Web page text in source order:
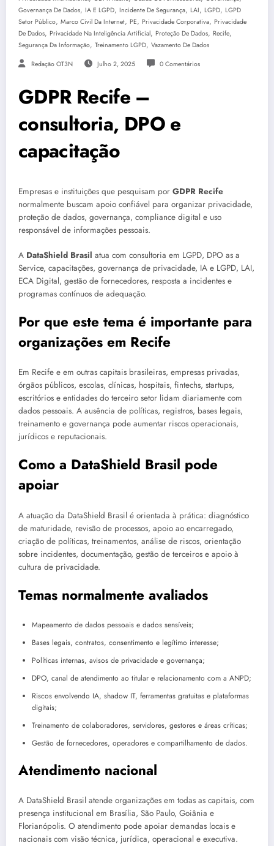
Governança De Dados, IA E LGPD, Incidente De Segurança, LAI, LGPD, LGPD
Setor Público, Marco Civil Da Internet, PE, Privacidade Corporativa, Privacidade
De Dados, Privacidade Na Inteligência Artificial, Proteção De Dados, Recife,
Segurança Da Informação, Treinamento LGPD, Vazamento De Dados
Redação OT3N Julho 2, 2025 0 Comentários
GDPR Recife –
consultoria, DPO e
capacitação
Empresas e instituições que pesquisam por GDPR Recife
normalmente buscam apoio confiável para organizar privacidade,
proteção de dados, governança, compliance digital e uso
responsável de informações pessoais.
A DataShield Brasil atua com consultoria em LGPD, DPO as a
Service, capacitações, governança de privacidade, IA e LGPD, LAI,
ECA Digital, gestão de fornecedores, resposta a incidentes e
programas contínuos de adequação.
Por que este tema é importante para
organizações em Recife
Em Recife e em outras capitais brasileiras, empresas privadas,
órgãos públicos, escolas, clínicas, hospitais, fintechs, startups,
escritórios e entidades do terceiro setor lidam diariamente com
dados pessoais. A ausência de políticas, registros, bases legais,
treinamento e governança pode aumentar riscos operacionais,
jurídicos e reputacionais.
Como a DataShield Brasil pode
apoiar
A atuação da DataShield Brasil é orientada à prática: diagnóstico
de maturidade, revisão de processos, apoio ao encarregado,
criação de políticas, treinamentos, análise de riscos, orientação
sobre incidentes, documentação, gestão de terceiros e apoio à
cultura de privacidade.
Temas normalmente avaliados
Mapeamento de dados pessoais e dados sensíveis;
Bases legais, contratos, consentimento e legítimo interesse;
Políticas internas, avisos de privacidade e governança;
DPO, canal de atendimento ao titular e relacionamento com a ANPD;
Riscos envolvendo IA, shadow IT, ferramentas gratuitas e plataformas
digitais;
Treinamento de colaboradores, servidores, gestores e áreas críticas;
Gestão de fornecedores, operadores e compartilhamento de dados.
Atendimento nacional
A DataShield Brasil atende organizações em todas as capitais, com
presença institucional em Brasília, São Paulo, Goiânia e
Florianópolis. O atendimento pode apoiar demandas locais e
nacionais com visão técnica, jurídica, operacional e executiva.